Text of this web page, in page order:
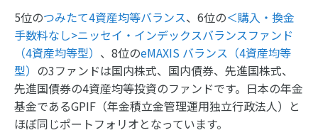
5位のつみたて4資産均等バランス、6位の＜購入・換金
手数料なし>ニッセイ・インデックスバランスファンド
（4資産均等型） 、8位のeMAXIS バランス（4資産均等
型） の3ファンドは国内株式、国内債券、先進国株式、
先進国債券の4資産均等投資のファンドです。日本の年金
基金であるGPIF（年金積立金管理運用独立行政法人）と
ほぼ同じポートフォリオとなっています。